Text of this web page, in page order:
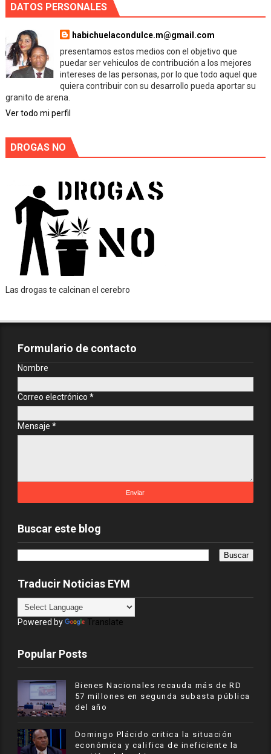
DATOS PERSONALES
habichuelacondulce.m@gmail.com
presentamos estos medios con el objetivo que
puedar ser vehiculos de contribución a los mejores
intereses de las personas, por lo que todo aquel que
quiera contribuir con su desarrollo pueda aportar su
granito de arena.
Ver todo mi perfil
DROGAS NO
Las drogas te calcinan el cerebro
Formulario de contacto
Nombre
Correo electrónico *
Mensaje *
Buscar este blog
Traducir Noticias EYM
Powered by Translate
Popular Posts
Bienes Nacionales recauda más de RD
57 millones en segunda subasta pública
del año
​Domingo Plácido critica la situación
económica y califica de ineficiente la